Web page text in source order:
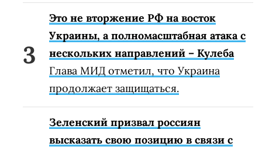
Это не вторжение РФ на восток
Украины, а полномасштабная атака с
нескольких направлений – Кулеба
Глава МИД отметил, что Украина
продолжает защищаться.
Зеленский призвал россиян
высказать свою позицию в связи с